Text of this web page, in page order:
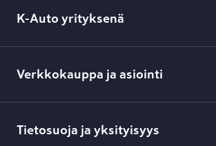
K-Auto yrityksenä
Lehdistötiedotteet
Toimipisteiden yhteystiedot
Verkkokauppa ja asiointi
Toimitustavat ja -kulut
Verkkokaupan peruuttamisilmoitus
Tietosuoja ja yksityisyys